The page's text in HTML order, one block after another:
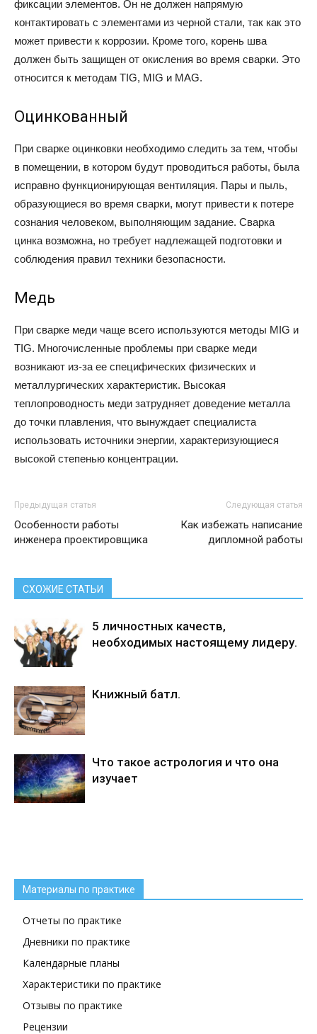
фиксации элементов. Он не должен напрямую
контактировать с элементами из черной стали, так как это
может привести к коррозии. Кроме того, корень шва
должен быть защищен от окисления во время сварки. Это
относится к методам TIG, MIG и MAG.
Оцинкованный
При сварке оцинковки необходимо следить за тем, чтобы
в помещении, в котором будут проводиться работы, была
исправно функционирующая вентиляция. Пары и пыль,
образующиеся во время сварки, могут привести к потере
сознания человеком, выполняющим задание. Сварка
цинка возможна, но требует надлежащей подготовки и
соблюдения правил техники безопасности.
Медь
При сварке меди чаще всего используются методы MIG и
TIG. Многочисленные проблемы при сварке меди
возникают из-за ее специфических физических и
металлургических характеристик. Высокая
теплопроводность меди затрудняет доведение металла
до точки плавления, что вынуждает специалиста
использовать источники энергии, характеризующиеся
высокой степенью концентрации.
Предыдущая статья
Особенности работы
инженера проектировщика
Следующая статья
Как избежать написание
дипломной работы
СХОЖИЕ СТАТЬИ
5 личностных качеств,
необходимых настоящему лидеру.
Книжный батл.
Что такое астрология и что она
изучает
Материалы по практике
Отчеты по практике
Дневники по практике
Календарные планы
Характеристики по практике
Отзывы по практике
Рецензии